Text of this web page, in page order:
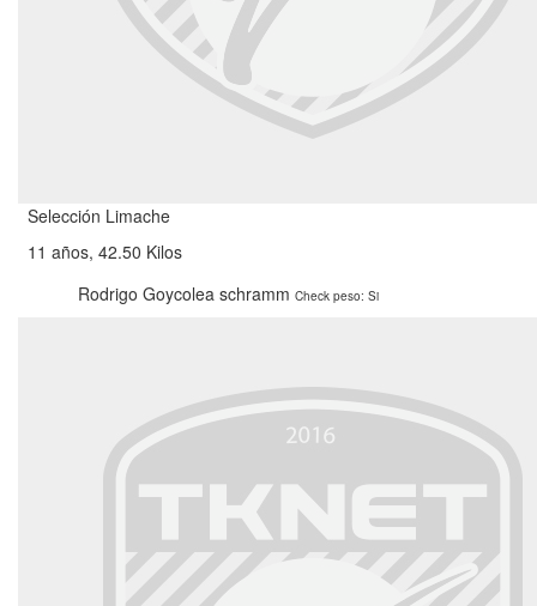
Selección Limache
11 años, 42.50 Kilos
Rodrigo Goycolea schramm Check peso: Si